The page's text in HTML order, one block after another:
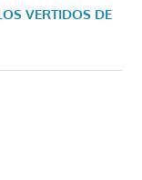
VERTIDOS DE